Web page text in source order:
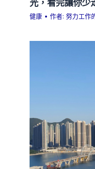
健康 • 作者:努力工作